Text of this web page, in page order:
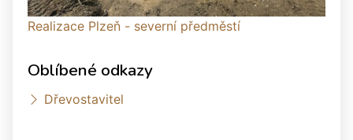
Realizace Plzeň - severní předměstí
Oblíbené odkazy
Dřevostavitel